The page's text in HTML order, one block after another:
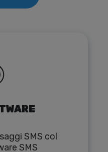
SMS col
SMS